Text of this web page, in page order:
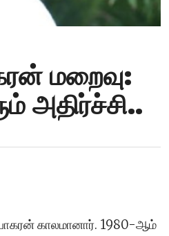
மறைவு:
அதிர்ச்சி..
காலமானார். 1980-ஆம்